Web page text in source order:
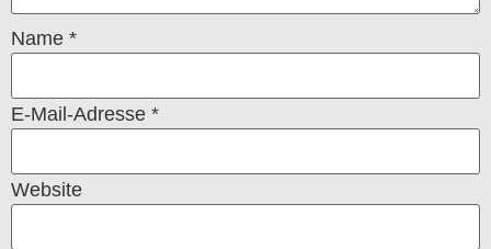
Name *
E-Mail-Adresse *
Website